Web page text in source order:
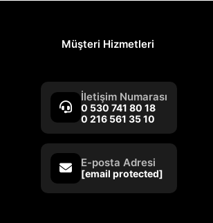
Müşteri Hizmetleri
İletişim Numarası
0 530 741 80 18
0 216 561 35 10
E-posta Adresi
[email protected]